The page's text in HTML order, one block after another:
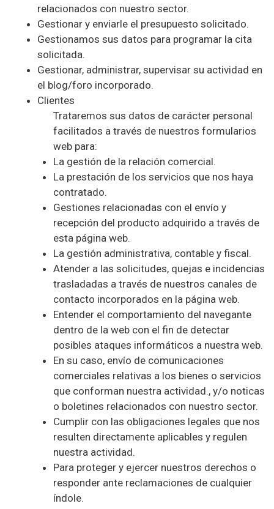
relacionados con nuestro sector.
Gestionar y enviarle el presupuesto solicitado.
Gestionamos sus datos para programar la cita
solicitada.
Gestionar, administrar, supervisar su actividad en
el blog/foro incorporado.
Clientes
Trataremos sus datos de carácter personal
facilitados a través de nuestros formularios
web para:
La gestión de la relación comercial.
La prestación de los servicios que nos haya
contratado.
Gestiones relacionadas con el envío y
recepción del producto adquirido a través de
esta página web.
La gestión administrativa, contable y fiscal.
Atender a las solicitudes, quejas e incidencias
trasladadas a través de nuestros canales de
contacto incorporados en la página web.
Entender el comportamiento del navegante
dentro de la web con el fin de detectar
posibles ataques informáticos a nuestra web.
En su caso, envío de comunicaciones
comerciales relativas a los bienes o servicios
que conforman nuestra actividad., y/o noticas
o boletines relacionados con nuestro sector.
Cumplir con las obligaciones legales que nos
resulten directamente aplicables y regulen
nuestra actividad.
Para proteger y ejercer nuestros derechos o
responder ante reclamaciones de cualquier
índole.